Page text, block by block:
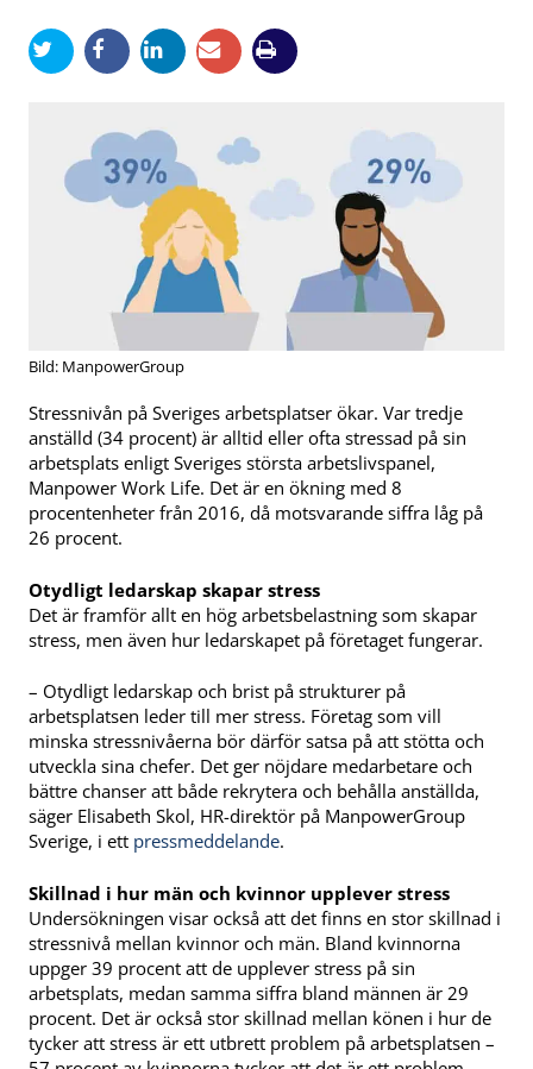
Bild: ManpowerGroup
Stressnivån på Sveriges arbetsplatser ökar. Var tredje
anställd (34 procent) är alltid eller ofta stressad på sin
arbetsplats enligt Sveriges största arbetslivspanel,
Manpower Work Life. Det är en ökning med 8
procentenheter från 2016, då motsvarande siffra låg på
26 procent.
Otydligt ledarskap skapar stress
Det är framför allt en hög arbetsbelastning som skapar
stress, men även hur ledarskapet på företaget fungerar.
– Otydligt ledarskap och brist på strukturer på
arbetsplatsen leder till mer stress. Företag som vill
minska stressnivåerna bör därför satsa på att stötta och
utveckla sina chefer. Det ger nöjdare medarbetare och
bättre chanser att både rekrytera och behålla anställda,
säger Elisabeth Skol, HR-direktör på ManpowerGroup
Sverige, i ett pressmeddelande.
Skillnad i hur män och kvinnor upplever stress
Undersökningen visar också att det finns en stor skillnad i
stressnivå mellan kvinnor och män. Bland kvinnorna
uppger 39 procent att de upplever stress på sin
arbetsplats, medan samma siffra bland männen är 29
procent. Det är också stor skillnad mellan könen i hur de
tycker att stress är ett utbrett problem på arbetsplatsen –